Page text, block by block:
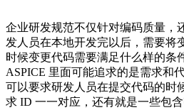
企业研发规范不仅针对编码质量，
发人员在本地开发完以后，需要将
时候变更代码需要满足什么样的条
ASPICE 里面可能追求的是需求和
可以要求研发人员在提交代码的时
求 ID 一一对应，还有就是一些包